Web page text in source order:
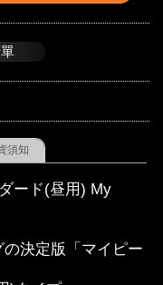
須知
ード(昼用) My
決定版「マイピー